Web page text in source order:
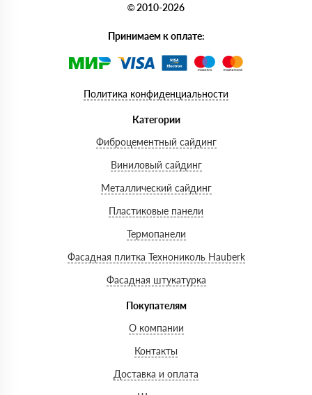
© 2010-2026
Принимаем к оплате:
Политика конфиденциальности
Категории
Фиброцементный сайдинг
Виниловый сайдинг
Металлический сайдинг
Пластиковые панели
Термопанели
Фасадная плитка Технониколь Hauberk
Фасадная штукатурка
Покупателям
О компании
Контакты
Доставка и оплата